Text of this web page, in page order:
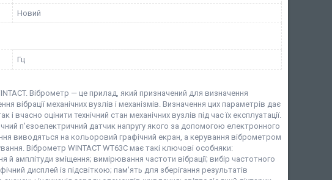
Новий
Гц
Віброметр — це прилад, який призначений для визначення
механічних вузлів і механізмів. Визначення цих параметрів дає
вчасно оцінити технічний стан механічних вузлів під час їх експлуатації.
п'єзоелектричний датчик напругу якого за допомогою електронного
виводяться на кольоровий графічний екран, а керування віброметром
Віброметр WINTACT WT63C має такі ключові особняки:
амплітуди зміщення; вимірювання частоти вібрації; вибір частотного
дисплей із підсвіткою; пам'ять для зберігання результатів